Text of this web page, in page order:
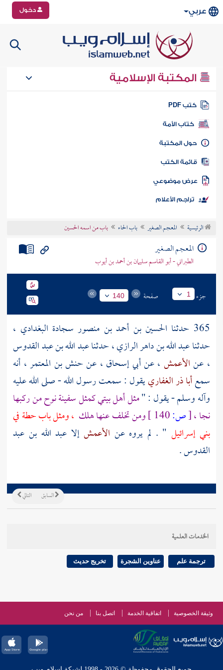
عربي دخول
المكتبة الإسلامية
كتب PDF
كتاب الأمة
المكتبة
الكتب
موضوعي
تراجم الأعلام
الرئيسية المعجم الصغير باب الحاء باب من اسمه الحسين
المعجم الصغير
الطبراني - أبو القاسم سليمان بن أحمد بن أيوب
جزء 1 صفحة 140
365 حدثنا الحسين بن أحمد بن منصور سجادة البغدادي ،
حدثناعبد الله بن داهر الرازي، حدثناعبد الله بن عبد القدوس
، عنالأعمش ، عنأبي إسحاق ، عنحنش بن المعتمر، أنه
سمعأبا ذر الغفارييقول : سمعت رسول الله - صلى الله عليه
وآله وسلم - يقول : "مثل أهل بيتي كمثل سفينةنوحمن ركبها
نجا ،[ص: ومن تخلف عنها هلك ، ومثل باب حطة في
بني إسرائيل " . لم يروه عن الأعمشإلا عبد الله بن عبد
القدوس.
التالي السابق
الخدمات العلمية
ترجمة علم عناوين الشجرة تخريج حديث
وثيقة الخصوصية اتفاقية الخدمة اتصل بنا من نحن